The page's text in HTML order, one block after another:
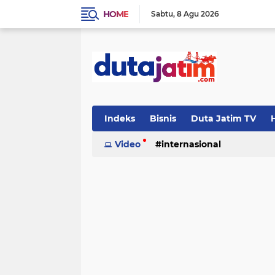
HOME Sabtu 8 Agu 2026
Indeks Bisnis Duta Jatim TV
Video internasional